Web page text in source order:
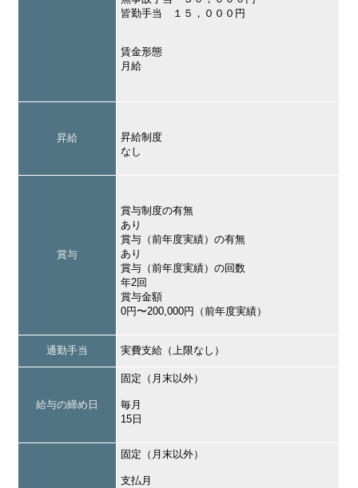
皆勤手当 １５，０００円
賃金形態
月給
昇給
昇給制度
なし
賞与
賞与制度の有無
あり
賞与（前年度実績）の有無
あり
賞与（前年度実績）の回数
年2回
賞与金額
0円〜200,000円（前年度実績）
通勤手当 実費支給（上限なし）
給与の締め日
固定（月末以外）
毎月
15日
固定（月末以外）
支払月